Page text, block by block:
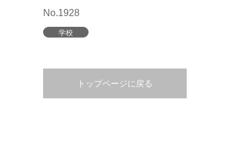
No.1928
学校
トップページに戻る